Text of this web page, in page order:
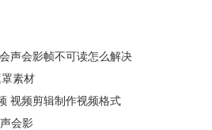
片整体效果，对不满意的地方再做适当的
声会影帧不可读怎么解决
素材
视频剪辑制作视频格式
会影